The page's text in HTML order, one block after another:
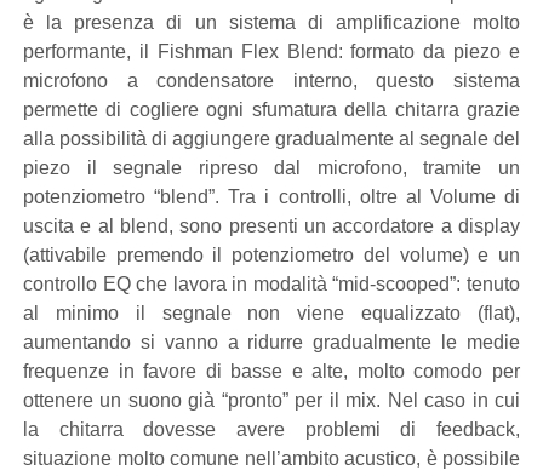
è la presenza di un sistema di amplificazione molto
performante, il Fishman Flex Blend: formato da piezo e
microfono a condensatore interno, questo sistema
permette di cogliere ogni sfumatura della chitarra grazie
alla possibilità di aggiungere gradualmente al segnale del
piezo il segnale ripreso dal microfono, tramite un
potenziometro “blend”. Tra i controlli, oltre al Volume di
uscita e al blend, sono presenti un accordatore a display
(attivabile premendo il potenziometro del volume) e un
controllo EQ che lavora in modalità “mid-scooped”: tenuto
al minimo il segnale non viene equalizzato (flat),
aumentando si vanno a ridurre gradualmente le medie
frequenze in favore di basse e alte, molto comodo per
ottenere un suono già “pronto” per il mix. Nel caso in cui
la chitarra dovesse avere problemi di feedback,
situazione molto comune nell’ambito acustico, è possibile